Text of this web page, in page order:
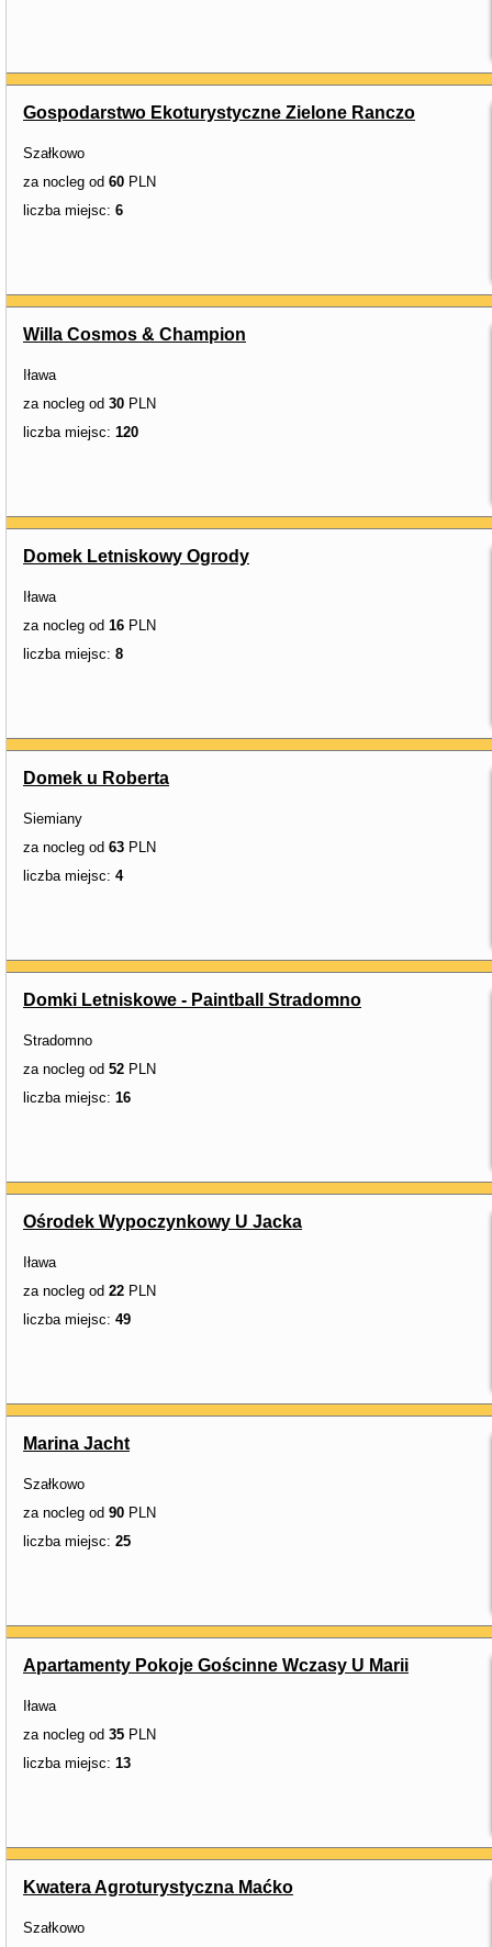
Gospodarstwo Ekoturystyczne Zielone Ranczo
Szałkowo
za nocleg od 60 PLN
liczba miejsc: 6
Willa Cosmos & Champion
Iława
za nocleg od 30 PLN
liczba miejsc: 120
Domek Letniskowy Ogrody
Iława
za nocleg od 16 PLN
liczba miejsc: 8
Domek u Roberta
Siemiany
za nocleg od 63 PLN
liczba miejsc: 4
Domki Letniskowe - Paintball Stradomno
Stradomno
za nocleg od 52 PLN
liczba miejsc: 16
Ośrodek Wypoczynkowy U Jacka
Iława
za nocleg od 22 PLN
liczba miejsc: 49
Marina Jacht
Szałkowo
za nocleg od 90 PLN
liczba miejsc: 25
Apartamenty Pokoje Gościnne Wczasy U Marii
Iława
za nocleg od 35 PLN
liczba miejsc: 13
Kwatera Agroturystyczna Maćko
Szałkowo